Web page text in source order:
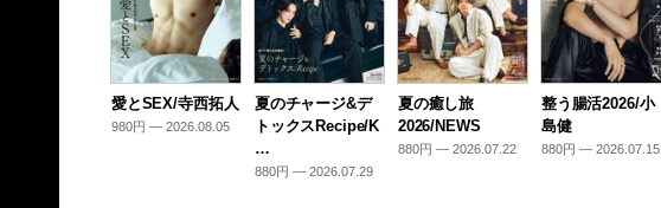
愛とSEX/寺西拓人
980円 — 2026.08.05
夏のチャージ&デ
トックスRecipe/K
…
880円 — 2026.07.29
夏の癒し旅
2026/NEWS
880円 — 2026.07.22
整う腸活2026/小
島健
880円 — 2026.07.15